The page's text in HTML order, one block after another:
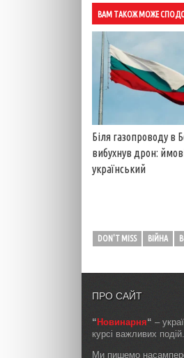
ВАМ ТАКОЖ МОЖЕ
Біля газопроводу в
вибухнув дрон:
український
DON'T MISS ВІЙНА
ПРО САЙТ
“Новинарня“ –
курсі важливих подій.
Ми пишемо